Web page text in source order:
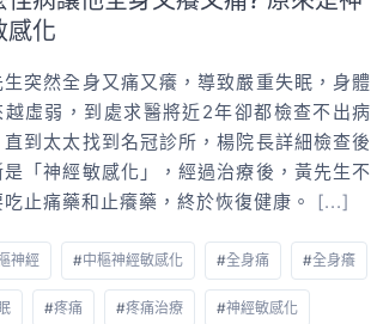
感化
生突然全身又痛又癢，導致嚴重失眠，身體
越虛弱，到處求醫將近2年卻都檢查不出病
直到太太找到名冠診所，楊院長詳細檢查後
是「神經敏感化」，經過治療後，黃先生不
吃止痛藥和止癢藥，終於恢復健康。 [...]
神經 #中樞神經敏感化 #全身痛 #全身癢
#疼痛 #疼痛治療 #神經敏感化